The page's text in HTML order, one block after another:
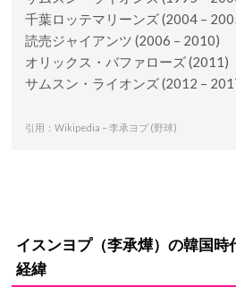
千葉ロッテマリーンズ (2004 –
読売ジャイアンツ (2006 – 2010)
オリックス・バファローズ (2011)
サムスン・ライオンズ (2012 –
引用：Wikipedia – 李承ヨプ (野球)
イスンヨプ（李承燁）の韓国時
経緯